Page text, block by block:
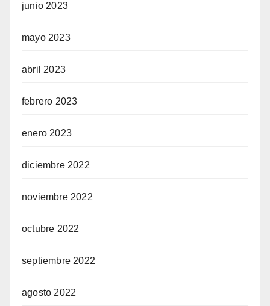
junio 2023
mayo 2023
abril 2023
febrero 2023
enero 2023
diciembre 2022
noviembre 2022
octubre 2022
septiembre 2022
agosto 2022